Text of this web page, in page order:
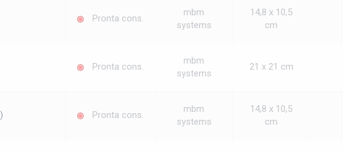
Pronta cons.
mbm
systems
14,8 x 10,5
cm
Pronta cons.
mbm
systems
21 x 21 cm
Pronta cons.
mbm
systems
14,8 x 10,5
cm